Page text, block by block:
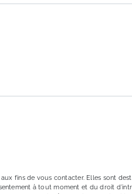
fins de vous contacter. Elles sont
à tout moment et du droit